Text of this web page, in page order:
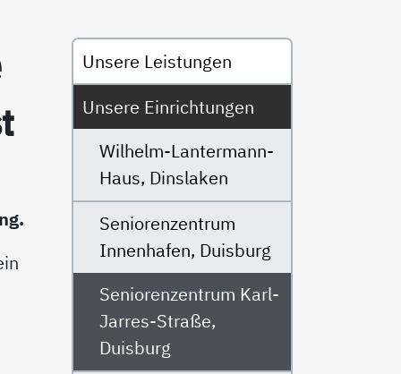
Untermenü
Unsere Leistungen
Unsere Einrichtungen
Wilhelm-Lantermann-
Haus, Dinslaken
Seniorenzentrum
Innenhafen, Duisburg
Seniorenzentrum Karl-
Jarres-Straße,
Duisburg